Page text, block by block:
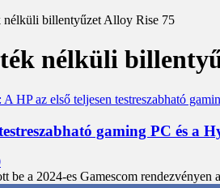
nélküli billentyűzet Alloy Rise 75
nélküli
gaming PC és a
be a 2024-es Gamescom